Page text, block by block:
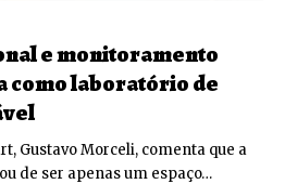
e monitoramento
como laboratório de
Gustavo Morceli, comenta que a
de ser apenas um espaço…